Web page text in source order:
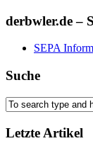
derbwler.de –
SEPA
Suche
Letzte Artikel